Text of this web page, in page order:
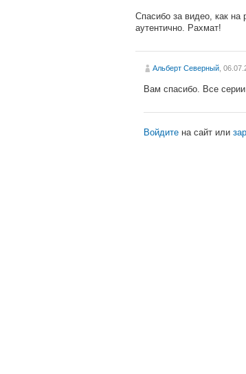
Спасибо за видео, как
аутентично. Рахмат!
Альберт Северный ,
Вам спасибо. Все серии
Войдите на сайт или